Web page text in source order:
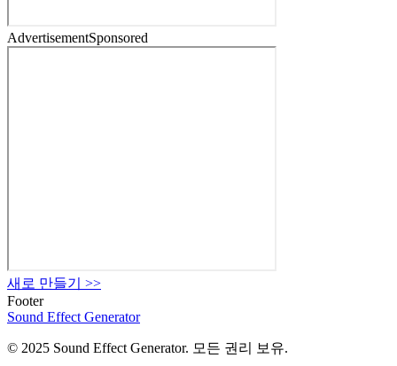
AdvertisementSponsored
새로 만들기
>>
Footer
Sound Effect Generator
© 2025 Sound Effect Generator. 모든 권리 보유.